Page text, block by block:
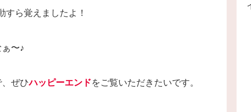
すら覚えましたよ！
〜♪
ぜひハッピーエンドをご覧いただきたいです。